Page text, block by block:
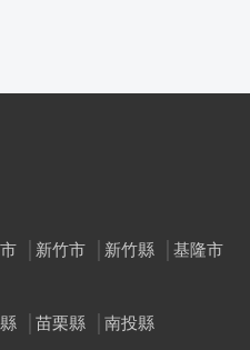
新竹市 新竹縣
基隆市
苗栗縣
南投縣